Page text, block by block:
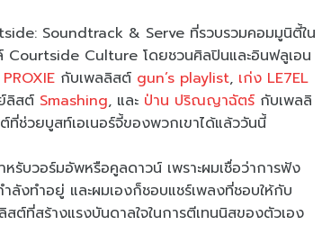
Soundtrack & Serve ที่รวบรวมคอมมูนิตี้ใน
Courtside Culture โดยชวนศิลปินและอินฟลูเอน
PROXIE กับเพลลิสต์ gun’s playlist, เก่ง LE7EL
ลิสต์ Smashing, และ ป่าน ปริณญาฉัตร์ กับเพลลิ
ช่วยบูสท์เอเนอร์จี้ของพวกเขาได้แล้ววันนี้
รับวอร์มอัพหรือคูลดาวน์ เพราะผมเชื่อว่าการฟัง
ลังทำอยู่ และผมเองก็ชอบแชร์เพลงที่ชอบให้กับ
ต์ที่สร้างแรงบันดาลใจในการตีเทนนิสของตัวเอง